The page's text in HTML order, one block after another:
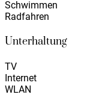
Schwimmen
Radfahren
Unterhaltung
TV
Internet
WLAN